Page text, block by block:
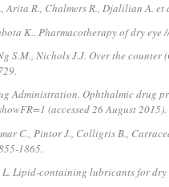
Arita R., Chalmers R., Djalilian A.
K.. Pharmacotherapy of dry
S.M., Nichols J.J. Over the
Administration. Ophthalmic drug
(accessed 26 August 2015).
C., Pintor J., Colligris B.,
1865.
L. Lipid-containing lubricants for